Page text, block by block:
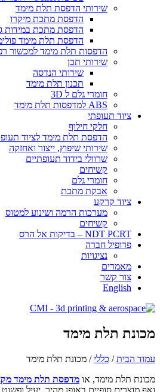
שירותי הדפסת תלת מימד
הדפסת מתכת מיקרו
הדפסת מתכת במידות
הדפסת תלת מימד
הדפסות תלת מימד למכשור
שירותי תכן
שירותי הנדסה
תכנון תלת מימד
חומרי גלם ל 3D
ABS למדפסות תלת מימד
ציוד תעופתי
חלקי חילוף
הדפסת תלת מימד לציוד
שירותי שיפוץ, ייצור ואחזקה
שרוולי בידוד תעופתיים
קשיחים
חומרי גלם
אבקת מתכת
ציוד קרקע
מערכות הרמה ושינוע למטוס
קשיחים
NDT PCRT – בדיקות אל הרס
פרופיל חברה
​​​נציגויות
מאמרים
צור קשר
English
מכונת תלת מימד
עמוד הבית/ כללי/ מכונת תלת מימד
מכונת תלת מימד, או מדפסת תלת מימד
ואף מוצרים סופיים באופן מהיר, יעיל